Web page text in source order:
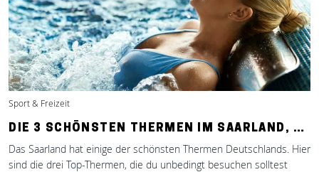
Sport & Freizeit
DIE 3 SCHÖNSTEN THERMEN IM SAARLAND, …
Das Saarland hat einige der schönsten Thermen Deutschlands. Hier
sind die drei Top-Thermen, die du unbedingt besuchen solltest